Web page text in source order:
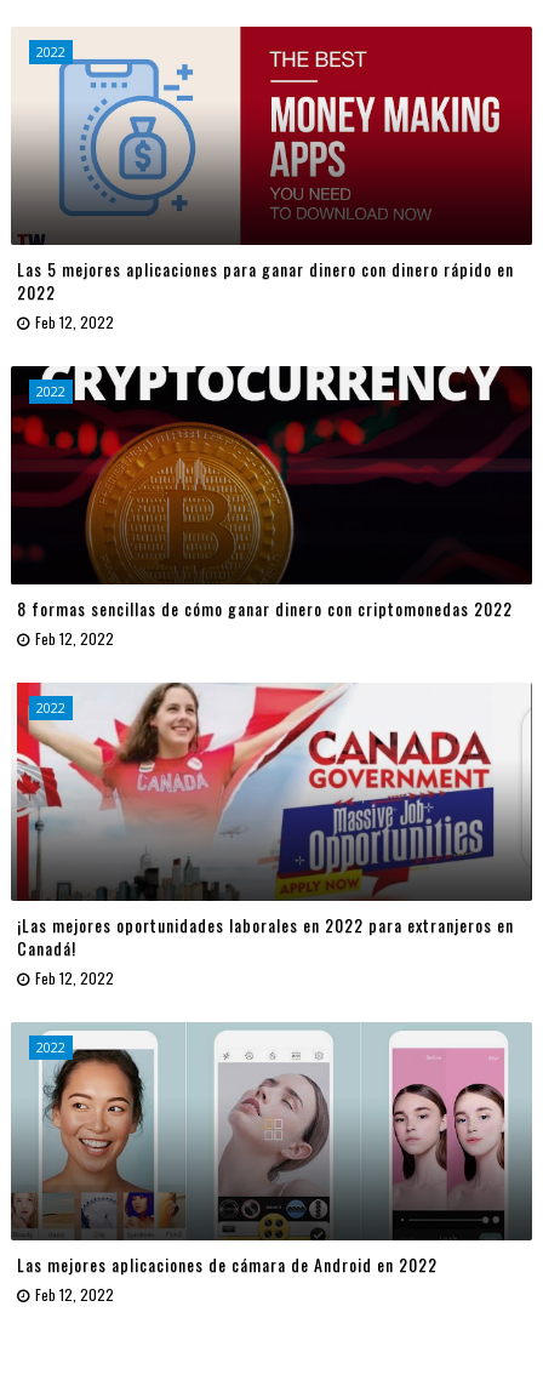
2022
Las 5 mejores aplicaciones para ganar dinero con dinero rápido en
2022
Feb 12, 2022
2022
8 formas sencillas de cómo ganar dinero con criptomonedas 2022
Feb 12, 2022
2022
¡Las mejores oportunidades laborales en 2022 para extranjeros en
Canadá!
Feb 12, 2022
2022
Las mejores aplicaciones de cámara de Android en 2022
Feb 12, 2022